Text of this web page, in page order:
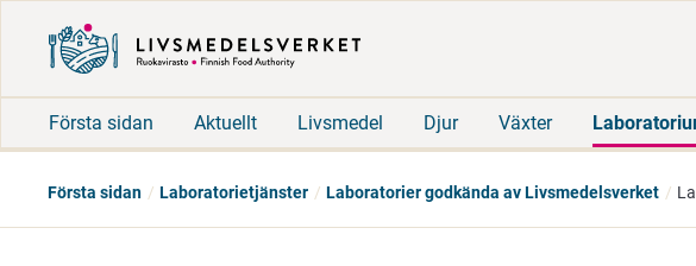
Första sidan Aktuellt Livsmedel Djur Växter
Första sidan Laboratorietjänster Laboratorier godkända av Livsmedelsverket